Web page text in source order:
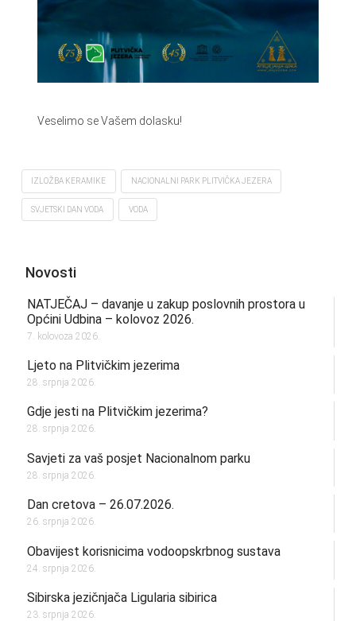
Veselimo se Vašem dolasku!
IZLOŽBA KERAMIKE NACIONALNI PARK PLITVIČKA JEZERA
SVJETSKI DAN VODA VODA
Novosti
NATJEČAJ – davanje u zakup poslovnih prostora u
Općini Udbina – kolovoz 2026.
7. kolovoza 2026.
Ljeto na Plitvičkim jezerima
28. srpnja 2026.
Gdje jesti na Plitvičkim jezerima?
28. srpnja 2026.
Savjeti za vaš posjet Nacionalnom parku
28. srpnja 2026.
Dan cretova – 26.07.2026.
26. srpnja 2026.
Obavijest korisnicima vodoopskrbnog sustava
24. srpnja 2026.
Sibirska jezičnjača Ligularia sibirica
23. srpnja 2026.